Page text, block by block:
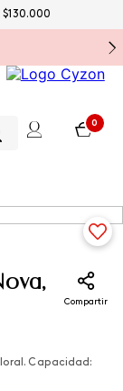
0
$130.000
Compartir
Capacidad: